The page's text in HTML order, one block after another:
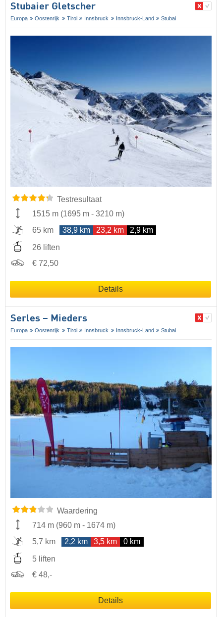
Stubaier Gletscher
Europa Oostenrijk Tirol Innsbruck Innsbruck-Land Stubai
Testresultaat
1515 m (1695 m - 3210 m)
65 km
38,9 km 23,2 km 2,9 km
26 liften
€ 72,50
Details
Serles – Mieders
Europa Oostenrijk Tirol Innsbruck Innsbruck-Land Stubai
Waardering
714 m (960 m - 1674 m)
5,7 km
2,2 km 3,5 km 0 km
5 liften
€ 48,-
Details